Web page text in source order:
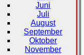
Juni
Juli
August
September
Oktober
November